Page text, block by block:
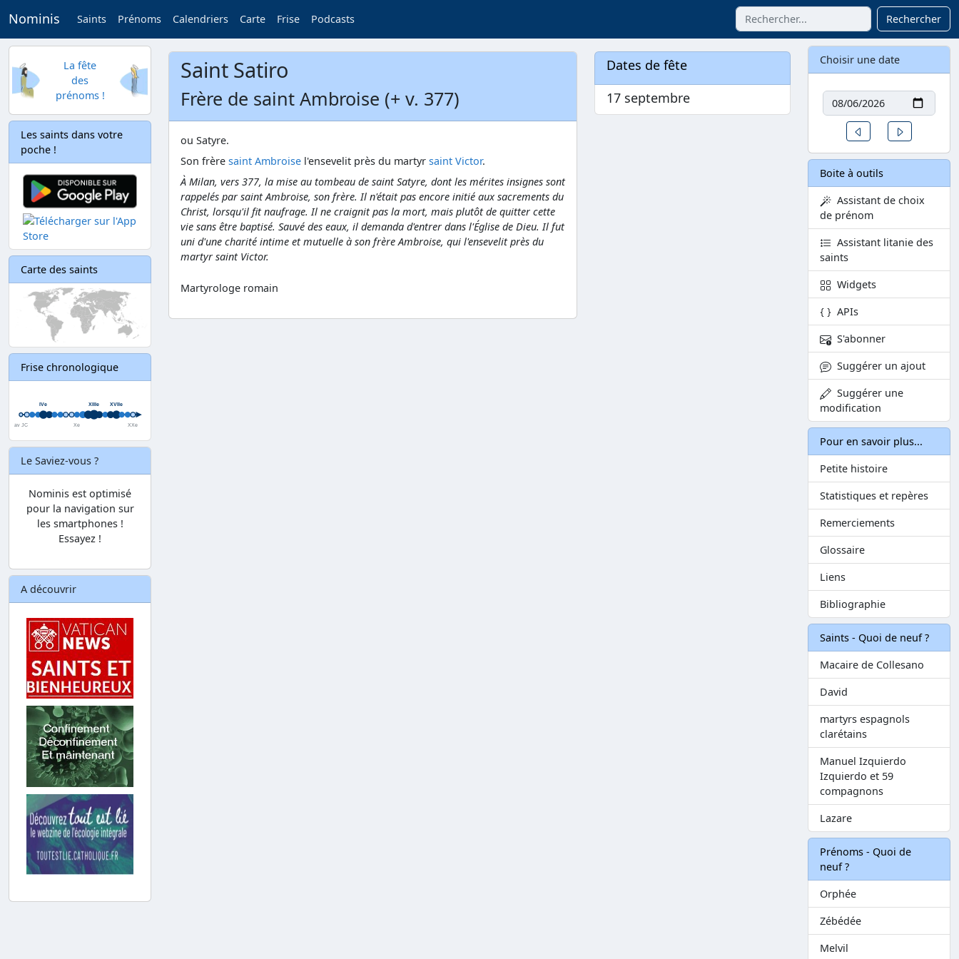
Nominis Saints Prénoms Calendriers Carte Frise Podcasts Rechercher
La fête
des
prénoms !
Les saints dans votre
poche !
Carte des saints
Frise chronologique
Le Saviez-vous ?
Nominis est optimisé
pour la navigation sur
les smartphones !
Essayez !
A découvrir
Saint Satiro
Frère de saint Ambroise (+ v. 377)
ou Satyre.
Son frère saint Ambroise l'ensevelit près du martyr saint Victor.
À Milan, vers 377, la mise au tombeau de saint Satyre, dont les mérites insignes sont
rappelés par saint Ambroise, son frère. Il n'était pas encore initié aux sacrements du
Christ, lorsqu'il fit naufrage. Il ne craignit pas la mort, mais plutôt de quitter cette
vie sans être baptisé. Sauvé des eaux, il demanda d'entrer dans l'Église de Dieu. Il fut
uni d'une charité intime et mutuelle à son frère Ambroise, qui l'ensevelit près du
martyr saint Victor.
Martyrologe romain
Dates de fête
17 septembre
Choisir une date
Date
Un jour avant
Boite à outils
Assistant de choix
de prénom
Assistant litanie des
saints
Widgets
APIs
S'abonner
Suggérer un ajout
Suggérer une
modification
Pour en savoir plus...
Petite histoire
Statistiques et repères
Remerciements
Glossaire
Liens
Bibliographie
Saints - Quoi de neuf ?
Macaire de Collesano
David
martyrs espagnols
clarétains
Manuel Izquierdo
Izquierdo et 59
compagnons
Lazare
Prénoms - Quoi de
neuf ?
Orphée
Zébédée
Melvil